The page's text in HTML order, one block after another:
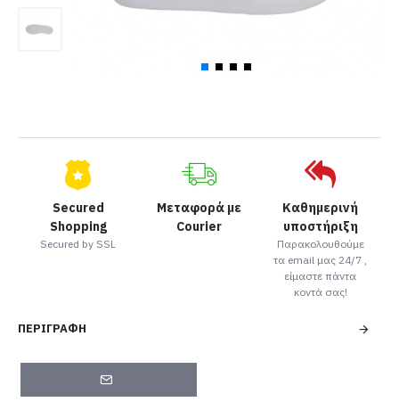
Secured
Shopping
Secured by SSL
Μεταφορά με
Courier
Καθημερινή
υποστήριξη
Παρακολουθούμε
τα email μας 24/7 ,
είμαστε πάντα
κοντά σας!
ΠΕΡΙΓΡΑΦΉ